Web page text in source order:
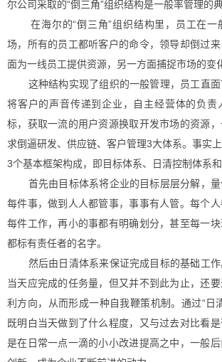
尔公司采取的“倒三角”组织结构是一般率管理的典
在海尔的“倒三角”组织结构里，员工在一
场，所有的员工都听客户的命令，领导却倒过
面为一线员工提供资源，另一方面捕捉市场的变
这种结构实现了组织的一般管理，员工直面
将客户的声音传递到企业，自主经营体的负责
标，获取一流的用户资源换取开发市场的资源
求倒逼研发、供应链、客户管理3大体系。事实
3个基本框架构成，即目标体系、日清控制体系和
首先由目标体系将企业的目标层层分解，量
每件事，做到人人都管事，事事有人管。每个
每件工作，再小的事都有明确划分，甚至每一块
都标有责任者的名字。
然后由日清体系来保证完成目标的基础工作
当天应完成的任务量，但又并不到此为止，还
利方向，从而形成一种自我鞭策机制。通过“日
既明白当天做到了什么程度，又与过去对比看
是在日常一点一滴的小小改进提高之中，一般